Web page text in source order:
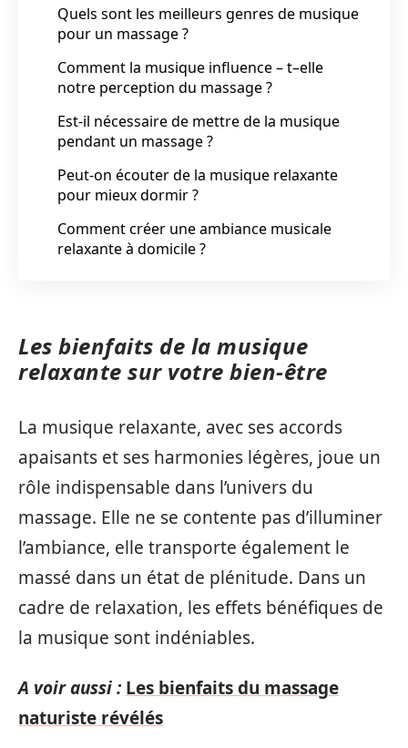
Quels sont les meilleurs genres de musique
pour un massage ?
Comment la musique influence – t–elle
notre perception du massage ?
Est-il nécessaire de mettre de la musique
pendant un massage ?
Peut-on écouter de la musique relaxante
pour mieux dormir ?
Comment créer une ambiance musicale
relaxante à domicile ?
Les bienfaits de la musique
relaxante sur votre bien-être
La musique relaxante, avec ses accords
apaisants et ses harmonies légères, joue un
rôle indispensable dans l’univers du
massage. Elle ne se contente pas d’illuminer
l’ambiance, elle transporte également le
massé dans un état de plénitude. Dans un
cadre de relaxation, les effets bénéfiques de
la musique sont indéniables.
A voir aussi : Les bienfaits du massage
naturiste révélés